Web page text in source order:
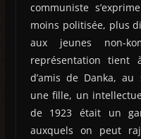
communiste
moins politisée, plus
aux jeunes non-
représentation tient
d’amis de Danka,
une fille, un
de 1923 était un
auxquels on peut